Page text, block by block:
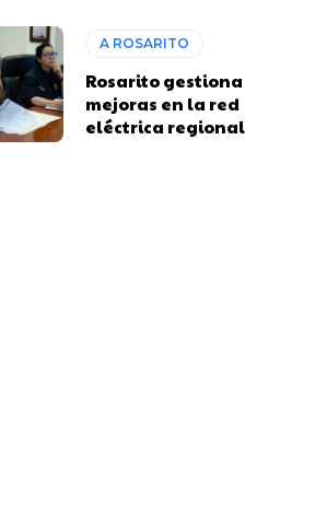
A ROSARITO
Rosarito gestiona
mejoras en la red
eléctrica regional